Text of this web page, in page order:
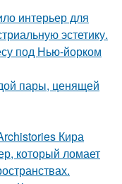
интерьер для
эстетику.
под Нью-йорком
пары, ценящей
Кира
который ломает